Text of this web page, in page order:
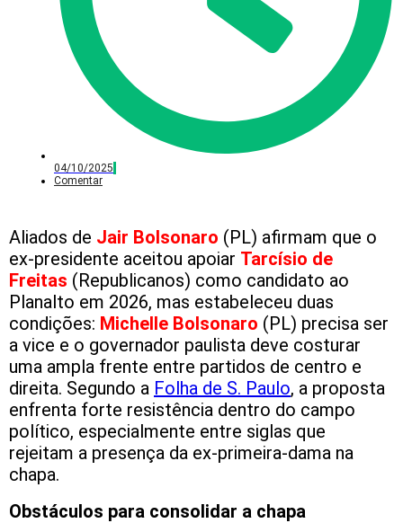
04/10/2025
Comentar
Aliados de Jair Bolsonaro (PL) afirmam que o
ex-presidente aceitou apoiar Tarcísio de
Freitas (Republicanos) como candidato ao
Planalto em 2026, mas estabeleceu duas
condições: Michelle Bolsonaro (PL) precisa ser
a vice e o governador paulista deve costurar
uma ampla frente entre partidos de centro e
direita. Segundo a Folha de S. Paulo, a proposta
enfrenta forte resistência dentro do campo
político, especialmente entre siglas que
rejeitam a presença da ex-primeira-dama na
chapa.
Obstáculos para consolidar a chapa